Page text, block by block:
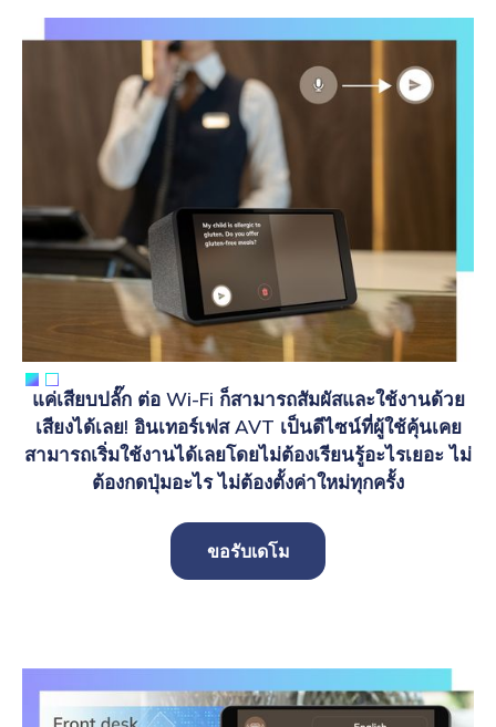
Slide 1 of 2.
ทั้งเข้าใจง่ายและใช้งานง่าย
แค่เสียบปลั๊ก ต่อ Wi-Fi ก็สามารถสัมผัสและใช้งานด้วย
เสียงได้เลย! อินเทอร์เฟส AVT เป็นดีไซน์ที่ผู้ใช้คุ้นเคย
สามารถเริ่มใช้งานได้เลยโดยไม่ต้องเรียนรู้อะไรเยอะ ไม่
ต้องกดปุ่มอะไร ไม่ต้องตั้งค่าใหม่ทุกครั้ง
ขอรับเดโม